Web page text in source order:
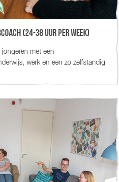
(24-38 uur per week)
met een
werk en een zo zelfstandig